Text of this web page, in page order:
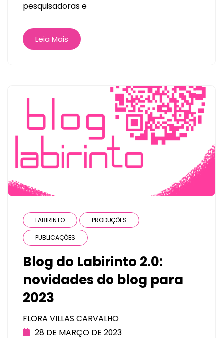
pesquisadoras e
Leia Mais
LABIRINTO PRODUÇÕES
PUBLICAÇÕES
Blog do Labirinto 2.0:
novidades do blog para
2023
FLORA VILLAS CARVALHO
28 DE MARÇO DE 2023